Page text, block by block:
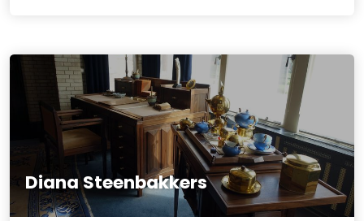
Diana Steenbakkers